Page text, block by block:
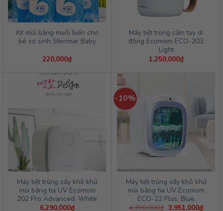
Xịt mũi bằng muối biển cho
bé sơ sinh Sterimar Baby
220,000₫
Máy tiệt trùng cầm tay di
động Ecomom ECO-203
Light
1,250,000₫
Máy tiệt trùng sấy khô khử
mùi bằng tia UV Ecomom
202 Pro Advanced, White
6,290,000₫
-10%
Máy tiệt trùng sấy khô khử
mùi bằng tia UV Ecomom
ECO-22 Plus, Blue
4,390,000₫ Giá
3,951,000₫Giá